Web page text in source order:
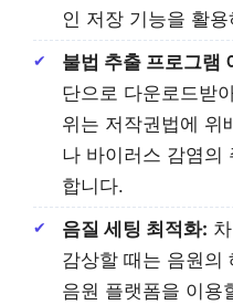
인 저장 기능을 활
불법 추출 프로그램
단으로 다운로드받
위는 저작권법에 위
나 바이러스 감염의
합니다.
음질 세팅 최적화:
감상할 때는 음원의
음원 플랫폼을 이용